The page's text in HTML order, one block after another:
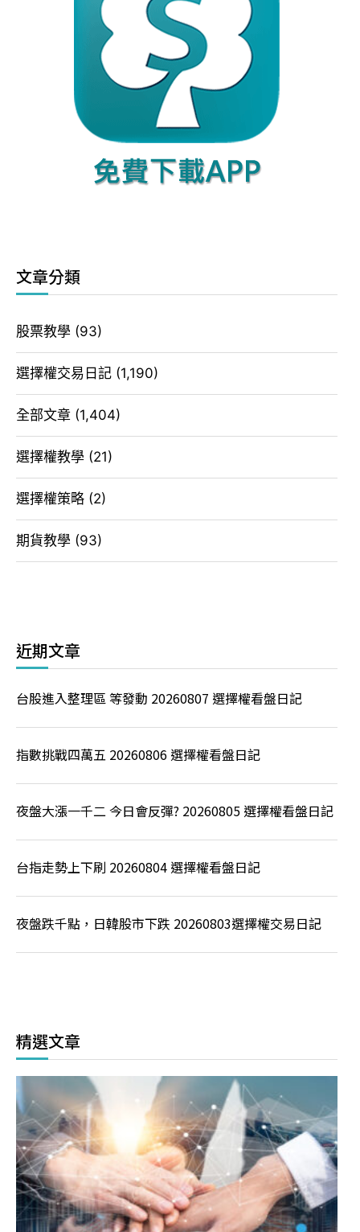
文章分類
股票教學 (93)
選擇權交易日記 (1,190)
全部文章 (1,404)
選擇權教學 (21)
選擇權策略 (2)
期貨教學 (93)
近期文章
台股進入整理區 等發動 20260807 選擇權看盤日記
指數挑戰四萬五 20260806 選擇權看盤日記
夜盤大漲一千二 今日會反彈? 20260805 選擇權看盤日記
台指走勢上下刷 20260804 選擇權看盤日記
夜盤跌千點，日韓股市下跌 20260803選擇權交易日記
精選文章